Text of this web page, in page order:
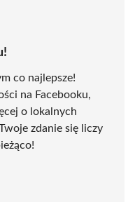
co najlepsze!
na Facebooku,
o lokalnych
zdanie się liczy